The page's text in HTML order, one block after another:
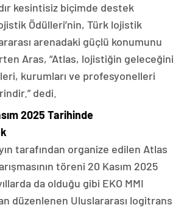
kesintisiz biçimde destek
Ödülleri’nin, Türk lojistik
arenadaki güçlü konumunu
Aras, “Atlas, lojistiğin geleceğini
kurumları ve profesyonelleri
dedi.
2025 Tarihinde
tarafından organize edilen Atlas
töreni 20 Kasım 2025
da olduğu gibi EKO MMI
düzenlenen Uluslararası logitrans